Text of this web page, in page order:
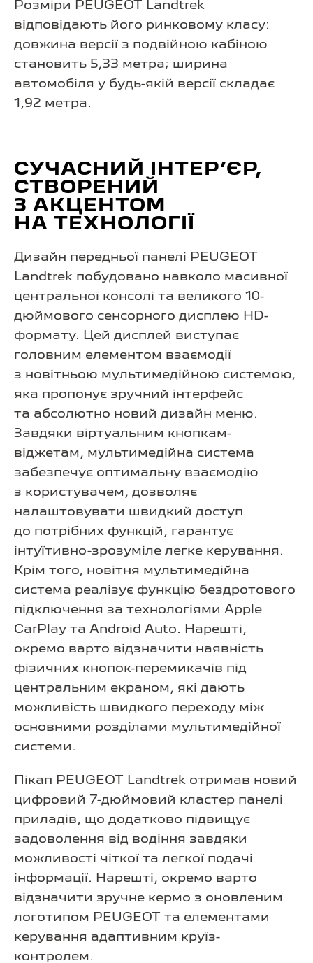
Розміри PEUGEOT Landtrek
відповідають його ринковому класу:
довжина версії з подвійною кабіною
становить 5,33 метра; ширина
автомобіля у будь-якій версії складає
1,92 метра.
СУЧАСНИЙ ІНТЕР’ЄР,
СТВОРЕНИЙ
З АКЦЕНТОМ
НА ТЕХНОЛОГІЇ
Дизайн передньої панелі PEUGEOT
Landtrek побудовано навколо масивної
центральної консолі та великого 10-
дюймового сенсорного дисплею HD-
формату. Цей дисплей виступає
головним елементом взаємодії
з новітньою мультимедійною системою,
яка пропонує зручний інтерфейс
та абсолютно новий дизайн меню.
Завдяки віртуальним кнопкам-
віджетам, мультимедійна система
забезпечує оптимальну взаємодію
з користувачем, дозволяє
налаштовувати швидкий доступ
до потрібних функцій, гарантує
інтуїтивно-зрозуміле легке керування.
Крім того, новітня мультимедійна
система реалізує функцію бездротового
підключення за технологіями Apple
CarPlay та Android Auto. Нарешті,
окремо варто відзначити наявність
фізичних кнопок-перемикачів під
центральним екраном, які дають
можливість швидкого переходу між
основними розділами мультимедійної
системи.
Пікап PEUGEOT Landtrek отримав новий
цифровий 7-дюймовий кластер панелі
приладів, що додатково підвищує
задоволення від водіння завдяки
можливості чіткої та легкої подачі
інформації. Нарешті, окремо варто
відзначити зручне кермо з оновленим
логотипом PEUGEOT та елементами
керування адаптивним круїз-
контролем.